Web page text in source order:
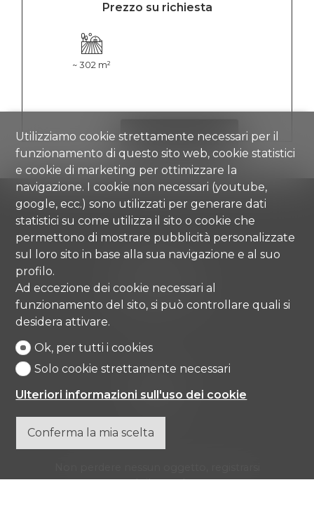
Prezzo su richiesta
~ 302 m²
VEDI I DETTAGLI
Comisa SA
Strada di Gandria 4
Tel. +41 91 971 67 00
info@comisa.ch
Home
Agenzia
gratuitamente.
Utilizziamo cookie strettamente necessari per il
funzionamento di questo sito web, cookie statistici
e cookie di marketing per ottimizzare la
navigazione. I cookie non necessari (youtube,
google, ecc.) sono utilizzati per generare dati
statistici su come utilizza il sito o cookie che
permettono di mostrare pubblicità personalizzate
sul loro sito in base alla sua navigazione e al suo
profilo.
Ad eccezione dei cookie necessari al
funzionamento del sito, si può controllare quali si
desidera attivare.
Ok, per tutti i cookies
Solo cookie strettamente necessari
Ulteriori informazioni sull'uso dei cookie
Conferma la mia scelta